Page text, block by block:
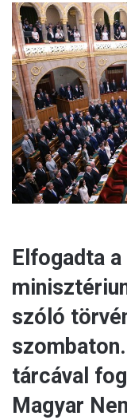
a
n
e
m
a
i
l
Elfogadta
szóló
tárcával
Magyar